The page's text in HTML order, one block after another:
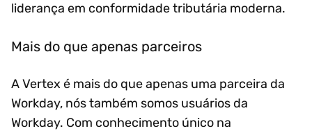
liderança em conformidade tributária moderna.
Mais do que apenas parceiros
A Vertex é mais do que apenas uma parceira da
Workday, nós também somos usuários da
Workday. Com conhecimento único na